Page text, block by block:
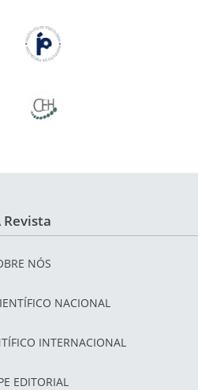
Revista
NÓS
NACIONAL
INTERNACIONAL
EDITORIAL